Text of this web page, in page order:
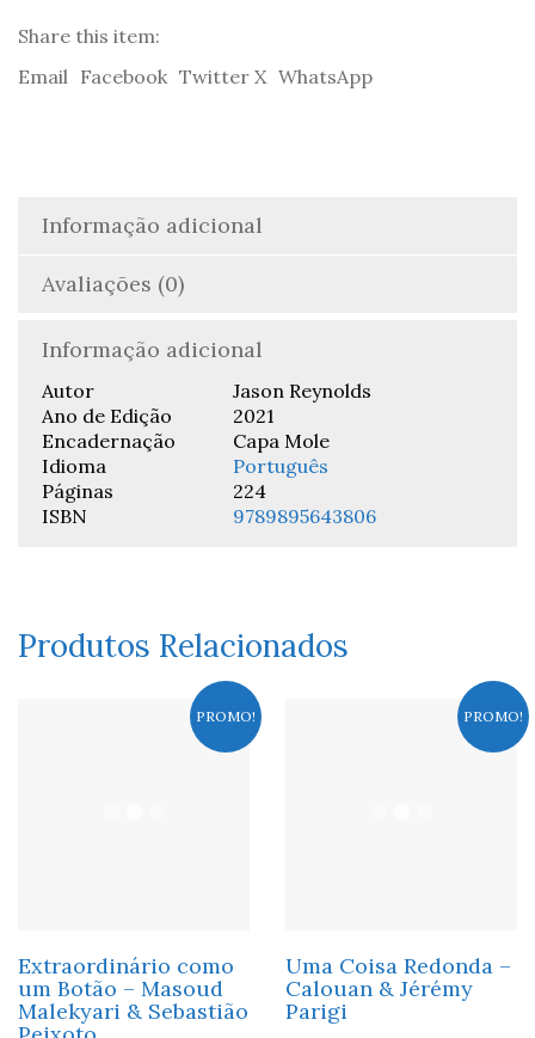
Share this item:
Email Facebook Twitter X WhatsApp
Informação adicional
Avaliações (0)
Informação adicional
Autor
Jason Reynolds
Ano de Edição
2021
Encadernação
Capa Mole
Idioma
Português
Páginas
224
ISBN
9789895643806
Produtos Relacionados
PROMO!
Extraordinário como
um Botão – Masoud
Malekyari & Sebastião
PROMO!
Uma Coisa Redonda –
Calouan & Jérémy
Parigi